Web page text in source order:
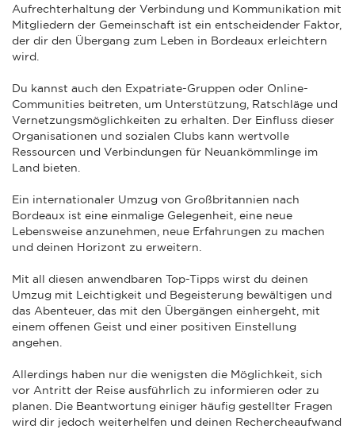
Aufrechterhaltung der Verbindung und Kommunikation mit
Mitgliedern der Gemeinschaft ist ein entscheidender Faktor,
der dir den Übergang zum Leben in Bordeaux erleichtern
wird.
Du kannst auch den Expatriate-Gruppen oder Online-
Communities beitreten, um Unterstützung, Ratschläge und
Vernetzungsmöglichkeiten zu erhalten. Der Einfluss dieser
Organisationen und sozialen Clubs kann wertvolle
Ressourcen und Verbindungen für Neuankömmlinge im
Land bieten.
Ein internationaler Umzug von Großbritannien nach
Bordeaux ist eine einmalige Gelegenheit, eine neue
Lebensweise anzunehmen, neue Erfahrungen zu machen
und deinen Horizont zu erweitern.
Mit all diesen anwendbaren Top-Tipps wirst du deinen
Umzug mit Leichtigkeit und Begeisterung bewältigen und
das Abenteuer, das mit den Übergängen einhergeht, mit
einem offenen Geist und einer positiven Einstellung
angehen.
Allerdings haben nur die wenigsten die Möglichkeit, sich
vor Antritt der Reise ausführlich zu informieren oder zu
planen. Die Beantwortung einiger häufig gestellter Fragen
wird dir jedoch weiterhelfen und deinen Rechercheaufwand